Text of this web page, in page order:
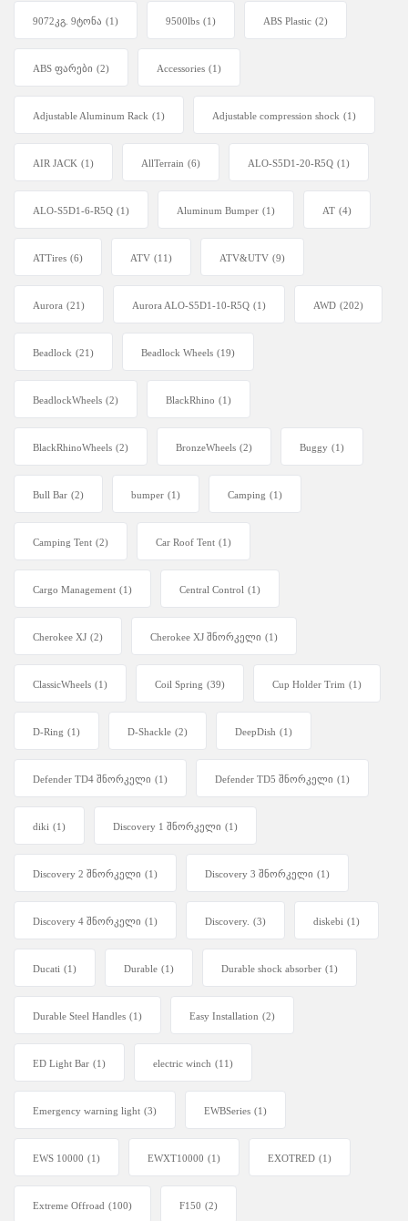
9072კგ. 9ტონა (1) 9500lbs (1) ABS Plastic (2)
ABS ფარები (2) Accessories (1)
Adjustable Aluminum Rack (1) Adjustable compression shock (1)
AIR JACK (1) AllTerrain (6) ALO-S5D1-20-R5Q (1)
ALO-S5D1-6-R5Q (1) Aluminum Bumper (1) AT (4)
ATTires (6) ATV (11) ATV&UTV (9)
Aurora (21) Aurora ALO-S5D1-10-R5Q (1) AWD (202)
Beadlock (21) Beadlock Wheels (19)
BeadlockWheels (2) BlackRhino (1)
BlackRhinoWheels (2) BronzeWheels (2) Buggy (1)
Bull Bar (2) bumper (1) Camping (1)
Camping Tent (2) Car Roof Tent (1)
Cargo Management (1) Central Control (1)
Cherokee XJ (2) Cherokee XJ შნორკელი (1)
ClassicWheels (1) Coil Spring (39) Cup Holder Trim (1)
D-Ring (1) D-Shackle (2) DeepDish (1)
Defender TD4 შნორკელი (1) Defender TD5 შნორკელი (1)
diki (1) Discovery 1 შნორკელი (1)
Discovery 2 შნორკელი (1) Discovery 3 შნორკელი (1)
Discovery 4 შნორკელი (1) Discovery. (3) diskebi (1)
Ducati (1) Durable (1) Durable shock absorber (1)
Durable Steel Handles (1) Easy Installation (2)
ED Light Bar (1) electric winch (11)
Emergency warning light (3) EWBSeries (1)
EWS 10000 (1) EWXT10000 (1) EXOTRED (1)
Extreme Offroad (100) F150 (2)